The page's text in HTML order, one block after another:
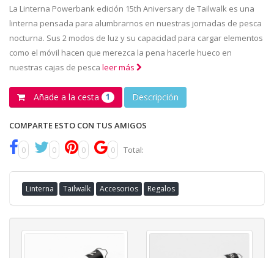
La Linterna Powerbank edición 15th Aniversary de Tailwalk es una
linterna pensada para alumbrarnos en nuestras jornadas de pesca
nocturna. Sus 2 modos de luz y su capacidad para cargar elementos
como el móvil hacen que merezca la pena hacerle hueco en
nuestras cajas de pesca leer más
Añade a la cesta 1 Descripción
COMPARTE ESTO CON TUS AMIGOS
0 0 0 0 Total:
Linterna Tailwalk Accesorios Regalos